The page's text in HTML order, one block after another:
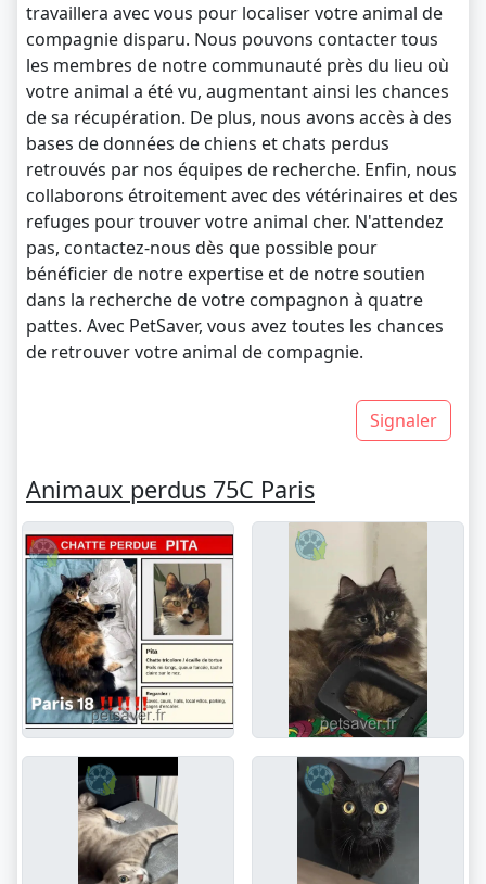
travaillera avec vous pour localiser votre animal de
compagnie disparu. Nous pouvons contacter tous
les membres de notre communauté près du lieu où
votre animal a été vu, augmentant ainsi les chances
de sa récupération. De plus, nous avons accès à des
bases de données de chiens et chats perdus
retrouvés par nos équipes de recherche. Enfin, nous
collaborons étroitement avec des vétérinaires et des
refuges pour trouver votre animal cher. N'attendez
pas, contactez-nous dès que possible pour
bénéficier de notre expertise et de notre soutien
dans la recherche de votre compagnon à quatre
pattes. Avec PetSaver, vous avez toutes les chances
de retrouver votre animal de compagnie.
Signaler
Animaux perdus 75C Paris